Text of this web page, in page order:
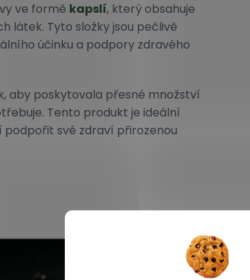
ve formě kapslí, který obsahuje
látek. Tyto složky jsou pečlivě
účinku a podpory zdravého
aby poskytovala přesné množství
Tento produkt je ideální
své zdraví přirozenou